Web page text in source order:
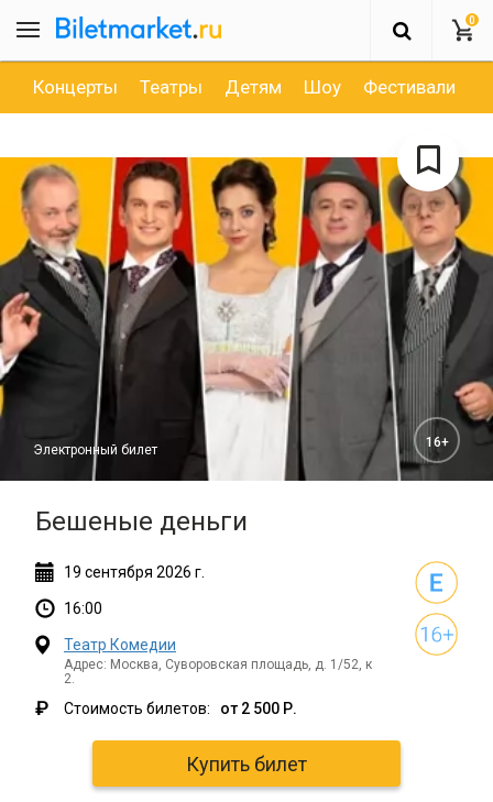
0
Концерты Театры Детям Шоу Фестивали
Бешеные деньги
Электронный билет 16+
19 сентября 2026 г.
16:00
Театр Комедии
Адрес: Москва, Суворовская площадь, д. 1/52, к
2.
₽ Стоимость билетов: от 2 500 Р.
Купить билет